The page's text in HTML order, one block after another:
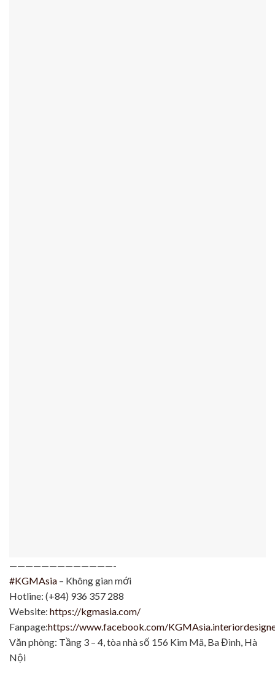
—————————————-
#KGMAsia – Không gian mới
Hotline: (+84) 936 357 288
Website: https://kgmasia.com/
Fanpage:https://www.facebook.com/
Văn phòng: Tầng 3 – 4, tòa nhà số 156 Kim Mã, Ba Đình, Hà
Nội